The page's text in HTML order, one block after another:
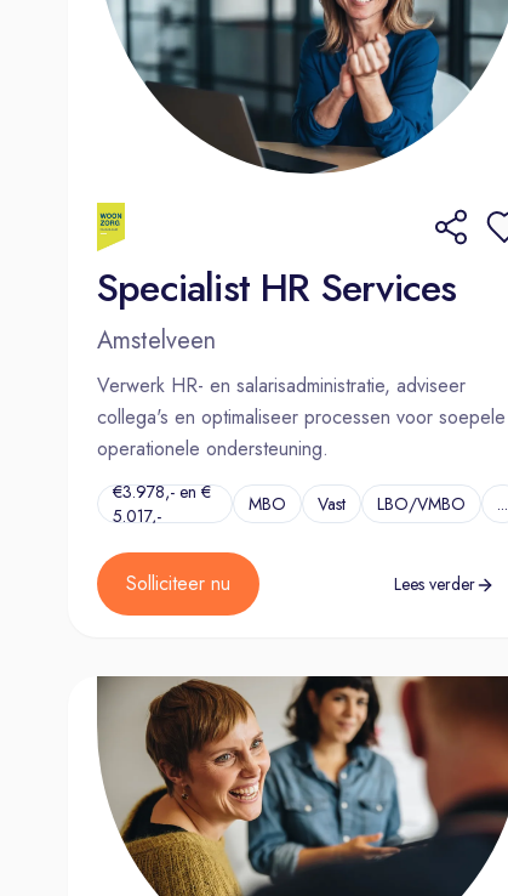
Specialist HR Services
Amstelveen
Verwerk HR- en salarisadministratie, adviseer
collega's en optimaliseer processen voor soepele
operationele ondersteuning.
€3.978,- en €
5.017,-
MBO Vast LBO/VMBO ...
Solliciteer nu Lees verder